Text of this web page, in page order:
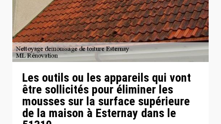
Les outils ou les appareils qui vont
être sollicités pour éliminer les
mousses sur la surface supérieure
de la maison à Esternay dans le